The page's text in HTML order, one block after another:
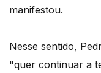
manifestou.
Nesse sentido,
"quer continuar a